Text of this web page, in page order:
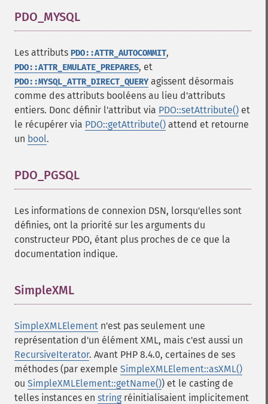
PDO_MYSQL
Les attributs PDO::ATTR_AUTOCOMMIT,
PDO::ATTR_EMULATE_PREPARES, et
PDO::MYSQL_ATTR_DIRECT_QUERYagissent désormais
comme des attributs booléens au lieu d'attributs
entiers. Donc définir l'attribut via PDO::setAttribute() et
le récupérer via PDO::getAttribute() attend et retourne
un bool.
PDO_PGSQL
Les informations de connexion DSN, lorsqu'elles sont
définies, ont la priorité sur les arguments du
constructeur PDO, étant plus proches de ce que la
documentation indique.
SimpleXML
SimpleXMLElement n'est pas seulement une
représentation d'un élément XML, mais c'est aussi un
RecursiveIterator. Avant PHP 8.4.0, certaines de ses
méthodes (par exemple SimpleXMLElement::asXML()
ou SimpleXMLElement::getName()) et le casting de
telles instances en string réinitialisaient implicitement